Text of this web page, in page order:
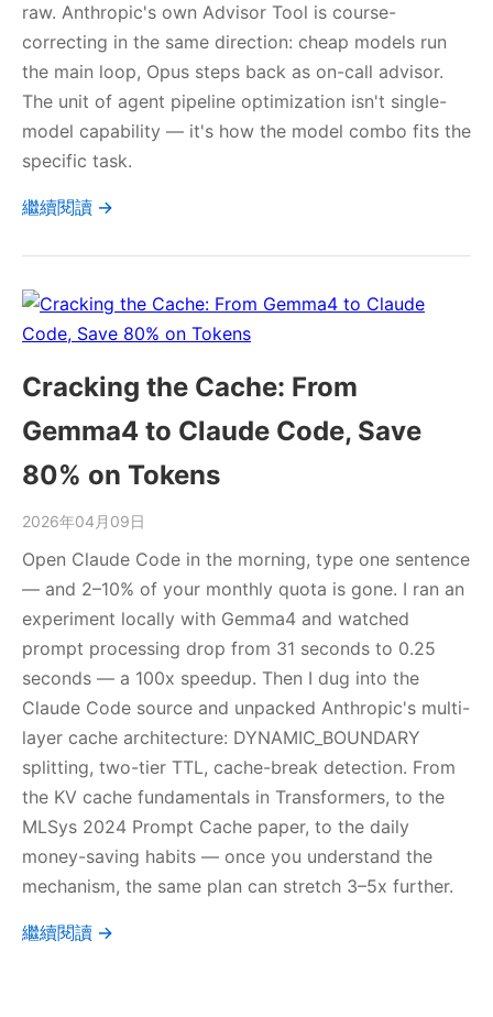
raw. Anthropic's own Advisor Tool is course-
correcting in the same direction: cheap models run
the main loop, Opus steps back as on-call advisor.
The unit of agent pipeline optimization isn't single-
model capability — it's how the model combo fits the
specific task.
繼續閱讀 →
Cracking the Cache: From
Gemma4 to Claude Code, Save
80% on Tokens
2026年04月09日
Open Claude Code in the morning, type one sentence
— and 2–10% of your monthly quota is gone. I ran an
experiment locally with Gemma4 and watched
prompt processing drop from 31 seconds to 0.25
seconds — a 100x speedup. Then I dug into the
Claude Code source and unpacked Anthropic's multi-
layer cache architecture: DYNAMIC_BOUNDARY
splitting, two-tier TTL, cache-break detection. From
the KV cache fundamentals in Transformers, to the
MLSys 2024 Prompt Cache paper, to the daily
money-saving habits — once you understand the
mechanism, the same plan can stretch 3–5x further.
繼續閱讀 →